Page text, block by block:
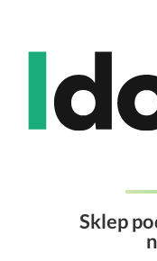
Sklep